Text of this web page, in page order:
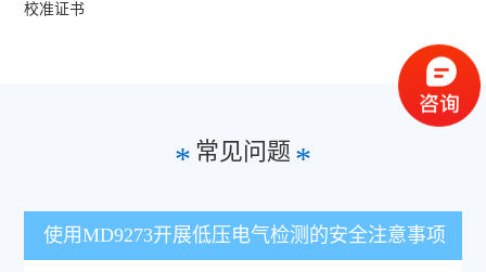
校准证书
* 常见问题 *
使用MD9273开展低压电气检测的安全注意事项